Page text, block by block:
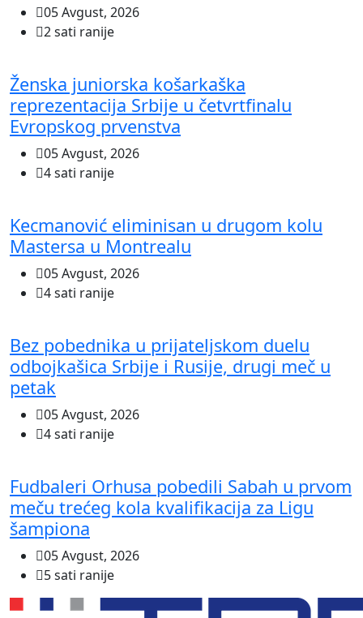
05 Avgust, 2026
2 sati ranije
Ženska juniorska košarkaška
reprezentacija Srbije u četvrtfinalu
Evropskog prvenstva
05 Avgust, 2026
4 sati ranije
Kecmanović eliminisan u drugom kolu
Mastersa u Montrealu
05 Avgust, 2026
4 sati ranije
Bez pobednika u prijateljskom duelu
odbojkašica Srbije i Rusije, drugi meč u
petak
05 Avgust, 2026
4 sati ranije
Fudbaleri Orhusa pobedili Sabah u prvom
meču trećeg kola kvalifikacija za Ligu
šampiona
05 Avgust, 2026
5 sati ranije